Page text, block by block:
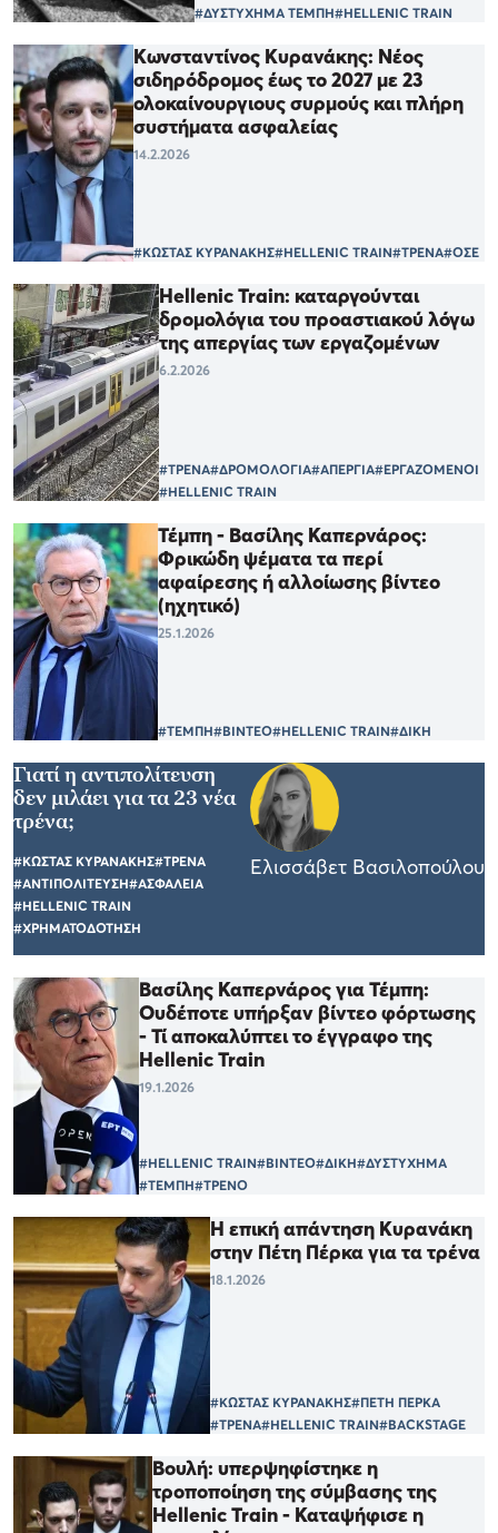
#ΔΥΣΤΥΧΗΜΑ ΤΕΜΠΗ#HELLENIC TRAIN
Κωνσταντίνος Κυρανάκης: Νέος
σιδηρόδρομος έως το 2027 με 23
ολοκαίνουργιους συρμούς και πλήρη
συστήματα ασφαλείας
14.2.2026
#ΚΩΣΤΑΣ ΚΥΡΑΝΑΚΗΣ#HELLENIC TRAIN#ΤΡΕΝΑ#ΟΣΕ
Hellenic Train: καταργούνται
δρομολόγια του προαστιακού λόγω
της απεργίας των εργαζομένων
6.2.2026
#ΤΡΕΝΑ#ΔΡΟΜΟΛΟΓΙΑ#ΑΠΕΡΓΙΑ#ΕΡΓΑΖΟΜΕΝΟΙ
#HELLENIC TRAIN
Τέμπη - Βασίλης Καπερνάρος:
Φρικώδη ψέματα τα περί
αφαίρεσης ή αλλοίωσης βίντεο
(ηχητικό)
25.1.2026
#ΤΕΜΠΗ#ΒΙΝΤΕΟ#HELLENIC TRAIN#ΔΙΚΗ
Γιατί η αντιπολίτευση
δεν μιλάει για τα 23 νέα
τρένα;
#ΚΩΣΤΑΣ ΚΥΡΑΝΑΚΗΣ#ΤΡΕΝΑ
#ΑΝΤΙΠΟΛΙΤΕΥΣΗ#ΑΣΦΑΛΕΙΑ
#HELLENIC TRAIN
#ΧΡΗΜΑΤΟΔΟΤΗΣΗ
Ελισσάβετ Βασιλοπούλου
Βασίλης Καπερνάρος για Τέμπη:
Ουδέποτε υπήρξαν βίντεο φόρτωσης
- Τί αποκαλύπτει το έγγραφο της
Hellenic Train
19.1.2026
#HELLENIC TRAIN#ΒΙΝΤΕΟ#ΔΙΚΗ#ΔΥΣΤΥΧΗΜΑ
#ΤΕΜΠΗ#ΤΡΕΝΟ
Η επική απάντηση Κυρανάκη
στην Πέτη Πέρκα για τα τρένα
18.1.2026
#ΚΩΣΤΑΣ ΚΥΡΑΝΑΚΗΣ#ΠΕΤΗ ΠΕΡΚΑ
#ΤΡΕΝΑ#HELLENIC TRAIN#BACKSTAGE
Βουλή: υπερψηφίστηκε η
τροποποίηση της σύμβασης της
Hellenic Train - Καταψήφισε η